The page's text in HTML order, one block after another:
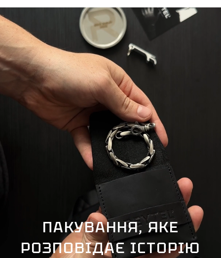
ПАКУВАННЯ, ЯКЕ
РОЗПОВІДАЄ ІСТОРІЮ